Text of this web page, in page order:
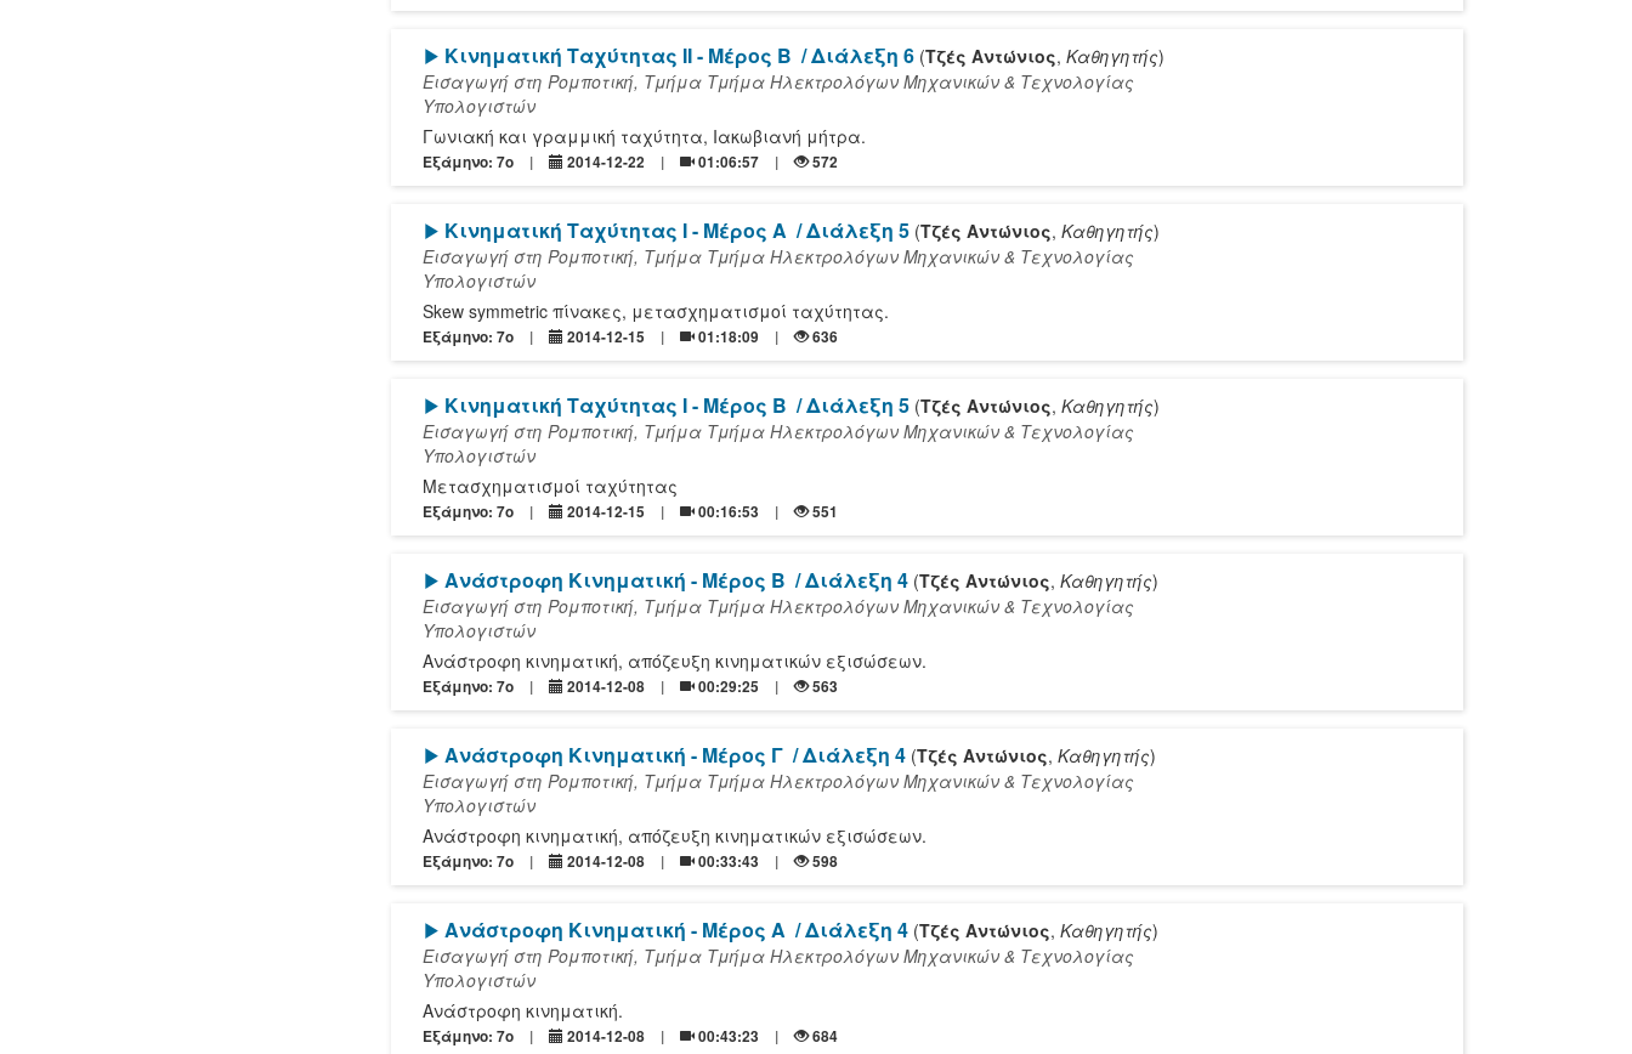
[Play]
Κινηματική Ταχύτητας ΙΙ - Μέρος Β / Διάλεξη 6 (Τζές Αντώνιος, Καθηγητής)
Εισαγωγή στη Ρομποτική, Τμήμα Τμήμα Ηλεκτρολόγων Μηχανικών & Τεχνολογίας
Υπολογιστών
Γωνιακή και γραμμική ταχύτητα, Ιακωβιανή μήτρα.
Εξάμηνο: 7o 2014-12-22 01:06:57 572
[Play]
Κινηματική Ταχύτητας Ι - Μέρος Α / Διάλεξη 5 (Τζές Αντώνιος, Καθηγητής)
Εισαγωγή στη Ρομποτική, Τμήμα Τμήμα Ηλεκτρολόγων Μηχανικών & Τεχνολογίας
Υπολογιστών
Skew symmetric πίνακες, μετασχηματισμοί ταχύτητας.
Εξάμηνο: 7o 2014-12-15 01:18:09 636
[Play]
Κινηματική Ταχύτητας Ι - Μέρος Β / Διάλεξη 5 (Τζές Αντώνιος, Καθηγητής)
Εισαγωγή στη Ρομποτική, Τμήμα Τμήμα Ηλεκτρολόγων Μηχανικών & Τεχνολογίας
Υπολογιστών
Μετασχηματισμοί ταχύτητας
Εξάμηνο: 7o 2014-12-15 00:16:53 551
[Play]
Ανάστροφη Κινηματική - Μέρος Β / Διάλεξη 4 (Τζές Αντώνιος, Καθηγητής)
Εισαγωγή στη Ρομποτική, Τμήμα Τμήμα Ηλεκτρολόγων Μηχανικών & Τεχνολογίας
Υπολογιστών
Ανάστροφη κινηματική, απόζευξη κινηματικών εξισώσεων.
Εξάμηνο: 7o 2014-12-08 00:29:25 563
[Play]
Ανάστροφη Κινηματική - Μέρος Γ / Διάλεξη 4 (Τζές Αντώνιος, Καθηγητής)
Εισαγωγή στη Ρομποτική, Τμήμα Τμήμα Ηλεκτρολόγων Μηχανικών & Τεχνολογίας
Υπολογιστών
Ανάστροφη κινηματική, απόζευξη κινηματικών εξισώσεων.
Εξάμηνο: 7o 2014-12-08 00:33:43 598
[Play]
Ανάστροφη Κινηματική - Μέρος Α / Διάλεξη 4 (Τζές Αντώνιος, Καθηγητής)
Εισαγωγή στη Ρομποτική, Τμήμα Τμήμα Ηλεκτρολόγων Μηχανικών & Τεχνολογίας
Υπολογιστών
Ανάστροφη κινηματική.
Εξάμηνο: 7o 2014-12-08 00:43:23 684